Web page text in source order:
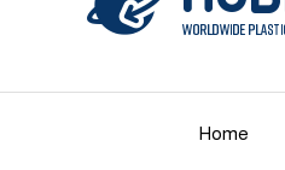
Home